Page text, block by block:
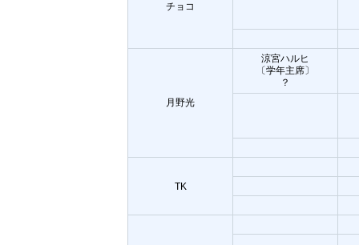
チョコ
月野光
涼宮ハルヒ
〔学年主席〕
？
TK